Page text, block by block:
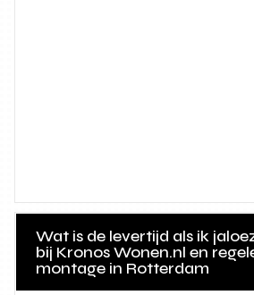
Wat is de levertijd als ik
bij Kronos Wonen.nl en
montage in Rotterdam